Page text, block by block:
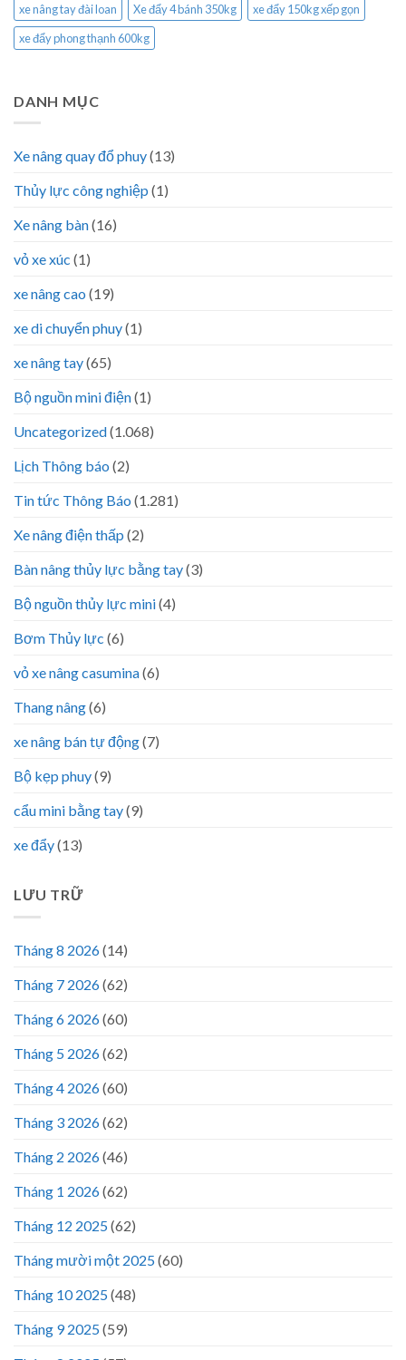
xe nâng tay đài loan
Xe đẩy 4 bánh 350kg
xe đẩy 150kg xếp gọn
xe đẩy phong thạnh 600kg
DANH MỤC
Xe nâng quay đổ phuy(13)
Thủy lực công nghiệp (1)
Xe nâng bàn(16)
vỏ xe xúc (1)
xe nâng cao (19)
xe di chuyển phuy(1)
xe nâng tay(65)
Bộ nguồn mini điện(1)
Uncategorized(1.068)
Lịch Thông báo (2)
Tin tức Thông Báo (1.281)
Xe nâng điện thấp (2)
Bàn nâng thủy lực bằng tay(3)
Bộ nguồn thủy lực mini(4)
Bơm Thủy lực (6)
vỏ xe nâng casumina(6)
Thang nâng(6)
xe nâng bán tự động(7)
Bộ kẹp phuy(9)
cẩu mini bằng tay(9)
xe đẩy(13)
LƯU TRỮ
Tháng 8 2026(14)
Tháng 7 2026(62)
Tháng 6 2026(60)
Tháng 5 2026(62)
Tháng 4 2026(60)
Tháng 3 2026(62)
Tháng 2 2026(46)
Tháng 1 2026(62)
Tháng 12 2025(62)
Tháng mười một 2025(60)
Tháng 10 2025(48)
Tháng 9 2025(59)